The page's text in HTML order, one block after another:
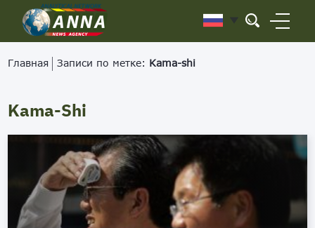
Главная Записи по метке: Kama-shi
Kama-Shi